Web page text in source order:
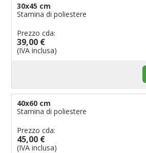
30x45 cm
Stamina di poliestere
Prezzo cda:
39,00 €
(IVA inclusa)
40x60 cm
Stamina di poliestere
Prezzo cda:
45,00 €
(IVA inclusa)